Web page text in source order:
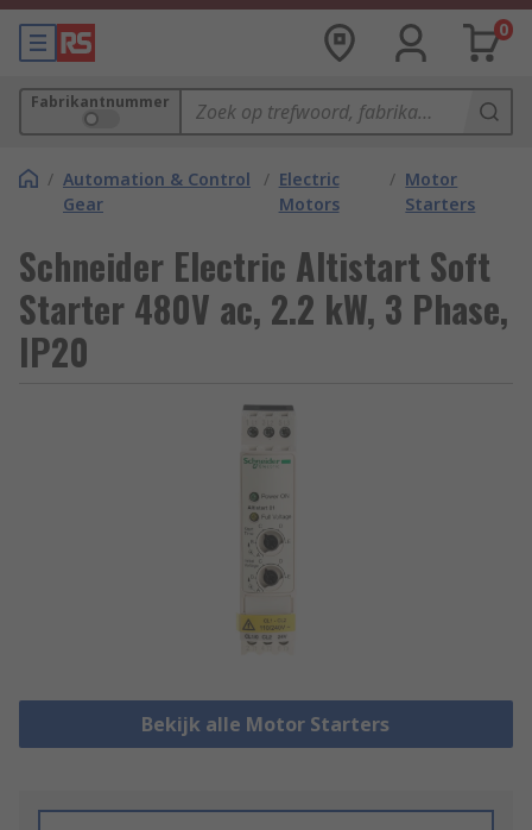
0
Fabrikantnummer
/ Automation & Control
Gear
/ Electric
Motors
/ Motor
Starters
Schneider Electric Altistart Soft
Starter 480V ac, 2.2 kW, 3 Phase,
IP20
Bekijk alle Motor Starters